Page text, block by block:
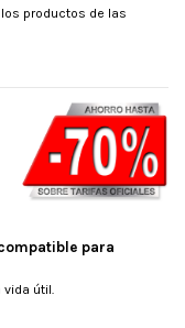
los productos de las
para
vida útil.